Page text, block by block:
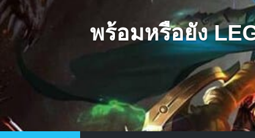
พร้อมหรือยัง